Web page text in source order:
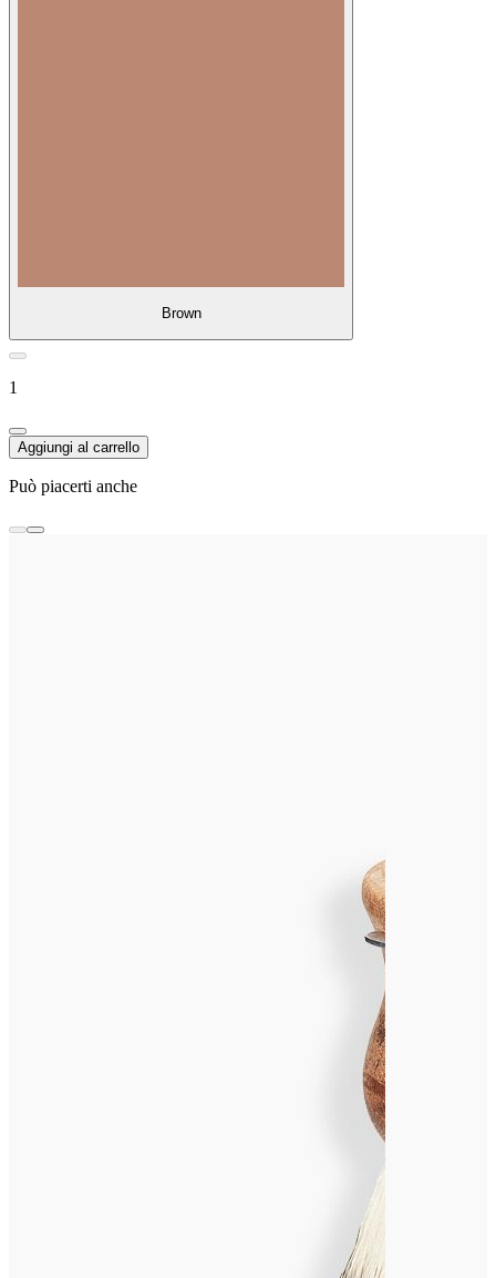
Brown
1
Aggiungi al carrello
Può piacerti anche